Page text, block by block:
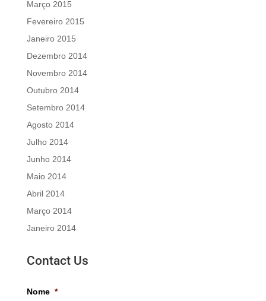
Março 2015
Fevereiro 2015
Janeiro 2015
Dezembro 2014
Novembro 2014
Outubro 2014
Setembro 2014
Agosto 2014
Julho 2014
Junho 2014
Maio 2014
Abril 2014
Março 2014
Janeiro 2014
Contact Us
Nome *